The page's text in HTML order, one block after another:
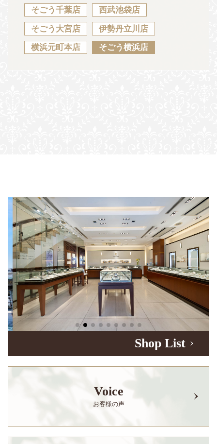
JA EN CH KO
そごう千葉店 西武池袋店
そごう大宮店 伊勢丹立川店
横浜元町本店 そごう横浜店
Shop List
Voice
お客様の声